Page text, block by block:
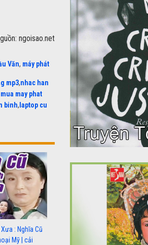
ngoisao.net
Văn, máy phát
mp3,nhac han
may phat
binh, laptop cu
: Nghĩa Cũ
Mỹ | cải